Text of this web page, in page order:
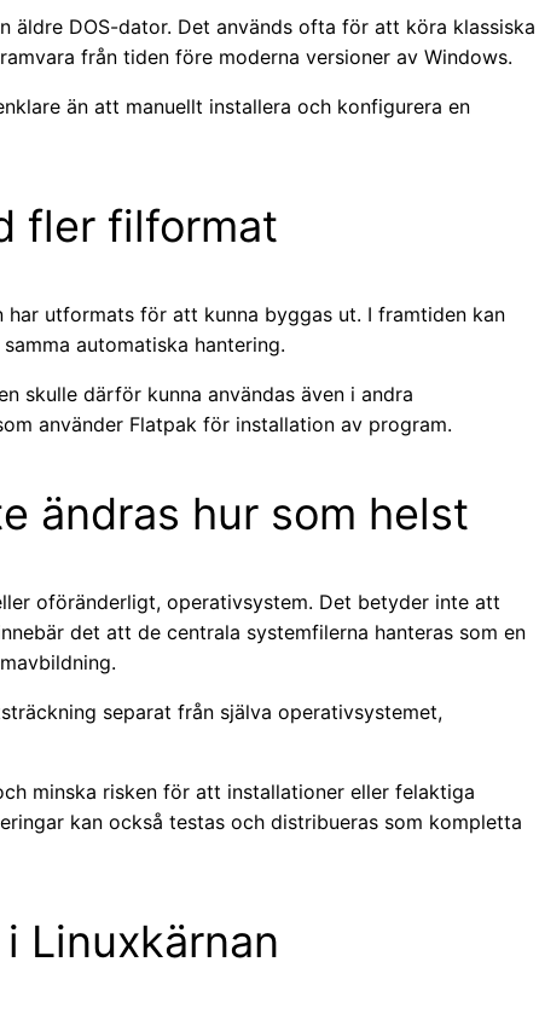
äldre DOS-dator. Det används ofta för att köra klassiska
från tiden före moderna versioner av Windows.
än att manuellt installera och konfigurera en
fler filformat
utformats för att kunna byggas ut. I framtiden kan
automatiska hantering.
skulle därför kunna användas även i andra
använder Flatpak för installation av program.
ändras hur som helst
oföränderligt, operativsystem. Det betyder inte att
det att de centrala systemfilerna hanteras som en
separat från själva operativsystemet,
minska risken för att installationer eller felaktiga
kan också testas och distribueras som kompletta
Linuxkärnan